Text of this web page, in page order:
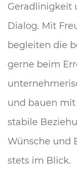
Geradlinigkeit
Dialog. Mit
begleiten die
gerne beim
und bauen
stabile
Wünsche und
stets im Blick.